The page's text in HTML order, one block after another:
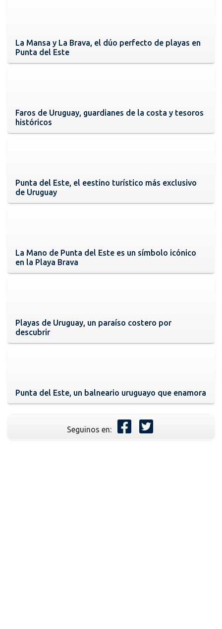
La Mansa y La Brava, el dúo perfecto de playas en
Punta del Este
Faros de Uruguay, guardianes de la costa y tesoros
históricos
Punta del Este, el eestino turístico más exclusivo
de Uruguay
La Mano de Punta del Este es un símbolo icónico
en la Playa Brava
Playas de Uruguay, un paraíso costero por
descubrir
Punta del Este, un balneario uruguayo que enamora
Seguinos en: